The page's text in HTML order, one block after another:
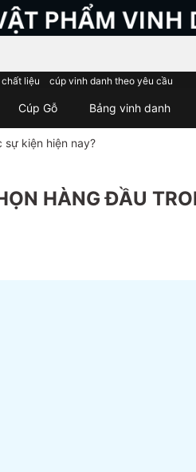
liệu cúp vinh danh theo yêu cầu
Cúp Gỗ Bảng vinh danh
kiện hiện nay?
HÀNG ĐẦU